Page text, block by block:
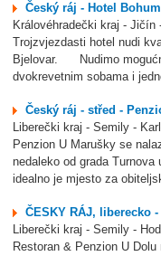
Český ráj - Hotel
Královéhradečki kraj - Jičín
Trojzvjezdasti hotel nudi
Bjelovar. Nudimo
dvokrevetnim sobama i
Český ráj - střed -
Liberečki kraj - Semily -
Penzion U Marušky se
nedaleko od grada
idealno je mjesto za
ČESKY RÁJ, liberecko
Liberečki kraj - Semily -
Restoran & Penzion U